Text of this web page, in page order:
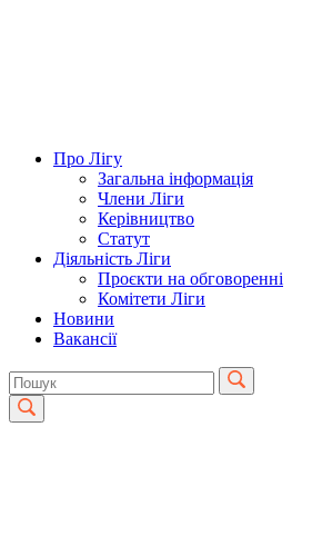
Про Лігу
Загальна інформація
Члени Ліги
Керівництво
Статут
Діяльність Ліги
Проєкти на обговоренні
Комітети Ліги
Новини
Вакансії